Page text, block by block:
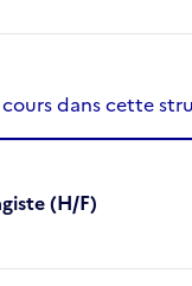
de ladans cette
(H/F)